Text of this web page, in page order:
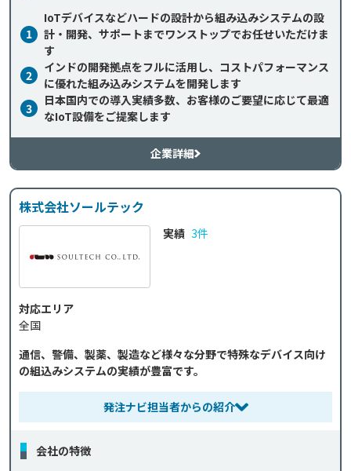
1
IoTデバイスなどハードの設計から組み込みシステムの設
計・開発、サポートまでワンストップでお任せいただけま
す
2
インドの開発拠点をフルに活用し、コストパフォーマンス
に優れた組み込みシステムを開発します
3
日本国内での導入実績多数、お客様のご要望に応じて最適
なIoT設備をご提案します
企業詳細
株式会社ソールテック
実績 3件
対応エリア
全国
通信、警備、製薬、製造など様々な分野で特殊なデバイス向け
の組込みシステムの実績が豊富です。
発注ナビ担当者からの紹介
会社の特徴